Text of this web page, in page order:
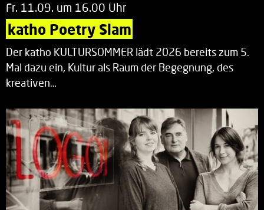
Fr. 11.09. um 16.00 Uhr
katho Poetry Slam
Der katho KULTURSOMMER lädt 2026 bereits zum 5.
Mal dazu ein, Kultur als Raum der Begegnung, des
kreativen…